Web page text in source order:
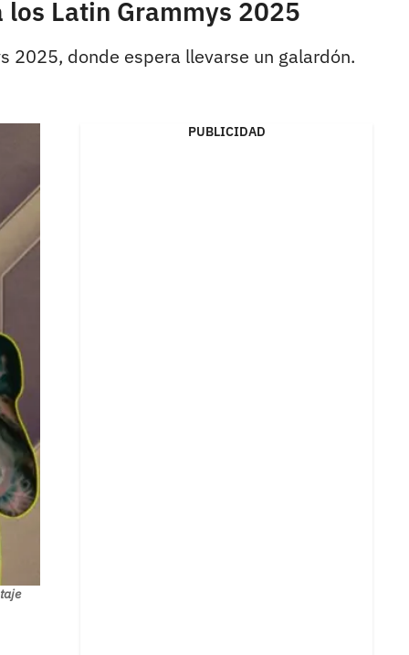
Latin Grammys 2025
2025, donde espera llevarse un galardón.
PUBLICIDAD